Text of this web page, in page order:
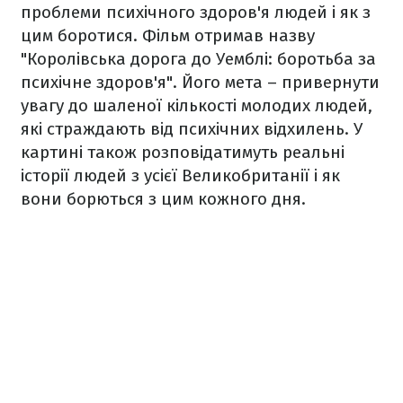
проблеми психічного здоров'я людей і як з
цим боротися. Фільм отримав назву
"Королівська дорога до Уемблі: боротьба за
психічне здоров'я". Його мета – привернути
увагу до шаленої кількості молодих людей,
які страждають від психічних відхилень. У
картині також розповідатимуть реальні
історії людей з усієї Великобританії і як
вони борються з цим кожного дня.